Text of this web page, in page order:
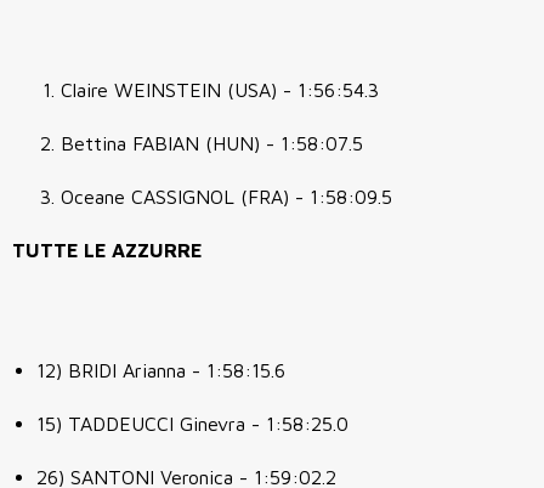
Claire WEINSTEIN (USA) - 1:56:54.3
Bettina FABIAN (HUN) - 1:58:07.5
Oceane CASSIGNOL (FRA) - 1:58:09.5
TUTTE LE AZZURRE
12) BRIDI Arianna - 1:58:15.6
15) TADDEUCCI Ginevra - 1:58:25.0
26) SANTONI Veronica - 1:59:02.2